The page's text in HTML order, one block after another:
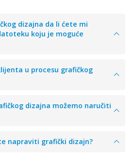
dizajna da li ćete mi
koju je moguće
u procesu grafičkog
dizajna možemo naručiti
napraviti grafički dizajn?